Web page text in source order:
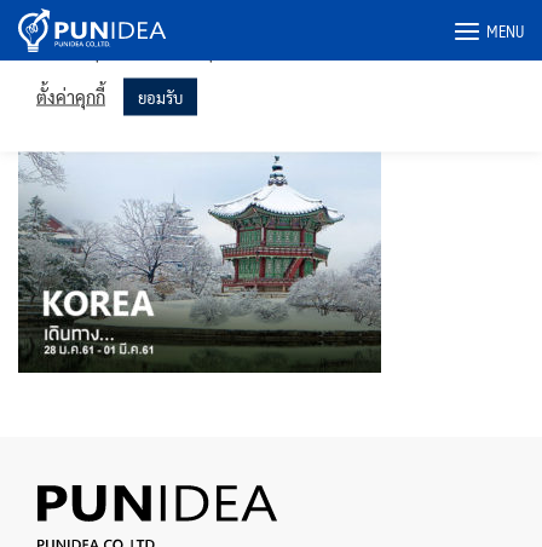
Skip
MENU
มากที่สุดโดยจดจำการตั้งค่าของคุณและเข้าชมซ้ำ การคลิก "ยอมรับ"
แสดงว่าคุณยินยอมให้ใช้คุกกี้ทั้งหมด
ตั้งค่าคุกกี้ ยอมรับ